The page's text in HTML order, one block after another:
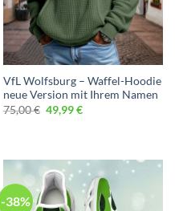
VfL Wolfsburg – Waffel-Hoodie
neue Version mit Ihrem Namen
75,00€ Ursprünglicher
Preis
49,99€Aktueller
-38%